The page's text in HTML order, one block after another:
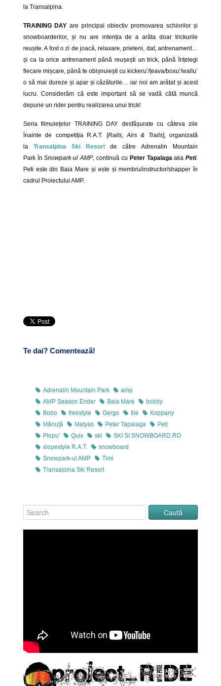
la Transalpina.
TRAINING DAY are principal obiectiv promovarea schiorilor și
snowboarderilor, și nu are intenția de a arăta doar trickurile
reușite. A fost o zi de joacă, relaxare, prieteni, dat, antrenament…
și ca la orice antrenament până reușești un trick, până înțelegi
fiecare mișcare, până te obișnuiești cu kickeru’/țeava/boxu’/wallu’
o să mai dureze și apar și căzăturile… iar noi am arătat și acest
lucru. Considerăm că este important să se vadă câtă muncă
depune un rider pentru realizarea unui trick!
Seria filmulețelor TRAINING DAY desfășurate cu câteva zile
înainte de competiția R.A.T. [Rails, Airs & Trails], organizată
la Transalpina Ski Resort
de către Adrenalin Mountain
Park înSnowpark-ul AMP, continuă cu Peter Tapalagaaka Peti.
Peti este din Baia Mare și este și membru/instructor/shapper în
cadrul Proiectului AMP.
Te dai? Comenteazã!
Adrenalin Mountain Park
amp
AMP Season Ender
Baia Mare
bobby
Bobo
freestyle Gergo Ilie
Koppany
Mănuță
Matyas Peter Tapalaga
Peti
Plopu'
Quix ski
SKI SI SNOWBOARD.RO
slopestyle R.A.T.
snowboard
Snowpark-ul AMP
Timi
Transalpina Ski Resort